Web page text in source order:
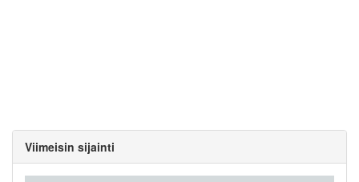
Viimeisin sijainti